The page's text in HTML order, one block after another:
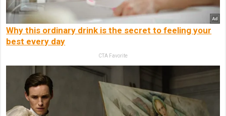
Why this ordinary drink is the secret to feeling your
best every day
CTA Favorite